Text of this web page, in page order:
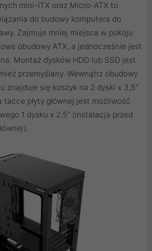
mini-ITX oraz Micro-ATX to
do budowy komputera do
Zajmuje mniej miejsca w pokoju
obudowy ATX, a jednocześnie jest
Montaż dysków HDD lub SSD jest
przemyślany. Wewnątrz obudowy
znajduje się koszyk na 2 dyski x 3,5"
tacce płyty głównej jest możliwość
1 dysku x 2.5'' (instalacja przed